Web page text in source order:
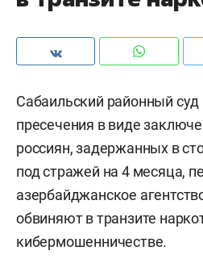
Сабаильский районный
пресечения в виде
россиян, задержанных в
под стражей на 4 месяца,
азербайджанское
обвиняют в транзите
кибермошенничестве.